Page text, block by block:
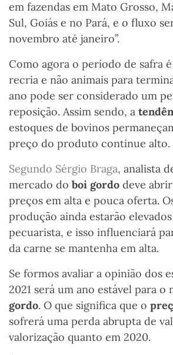
em fazendas em Mato Grosso,
Sul, Goiás e no Pará, e o fluxo
novembro até janeiro”.
Como agora o período de safra
recria e não animais para
ano pode ser considerado um
reposição. Assim sendo, a
estoques de bovinos
preço do produto continue alto.
Segundo Sérgio Braga, analista
mercado do boi gordo deve
preços em alta e pouca oferta.
produção ainda estarão
pecuarista, e isso influenciará
da carne se mantenha em alta.
Se formos avaliar a opinião dos
2021 será um ano estável para o
gordo. O que significa que o
sofrerá uma perda abrupta de
valorização quanto em 2020.